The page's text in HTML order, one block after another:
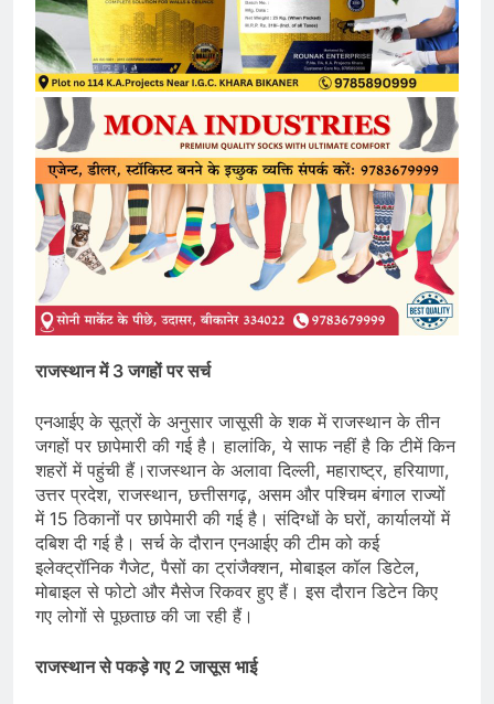
राजस्थान में 3 जगहों पर सर्च
एनआईए के सूत्रों के अनुसार जासूसी के शक में राजस्थान के तीन
जगहों पर छापेमारी की गई है। हालांकि, ये साफ नहीं है कि टीमें किन
शहरों में पहुंची हैं।राजस्थान के अलावा दिल्ली, महाराष्ट्र, हरियाणा,
उत्तर प्रदेश, राजस्थान, छत्तीसगढ़, असम और पश्चिम बंगाल राज्यों
में 15 ठिकानों पर छापेमारी की गई है। संदिग्धों के घरों, कार्यालयों में
दबिश दी गई है। सर्च के दौरान एनआईए की टीम को कई
इलेक्ट्रॉनिक गैजेट, पैसों का ट्रांजैक्शन, मोबाइल कॉल डिटेल,
मोबाइल से फोटो और मैसेज रिकवर हुए हैं। इस दौरान डिटेन किए
गए लोगों से पूछताछ की जा रही हैं।
राजस्थान से पकड़े गए 2 जासूस भाई